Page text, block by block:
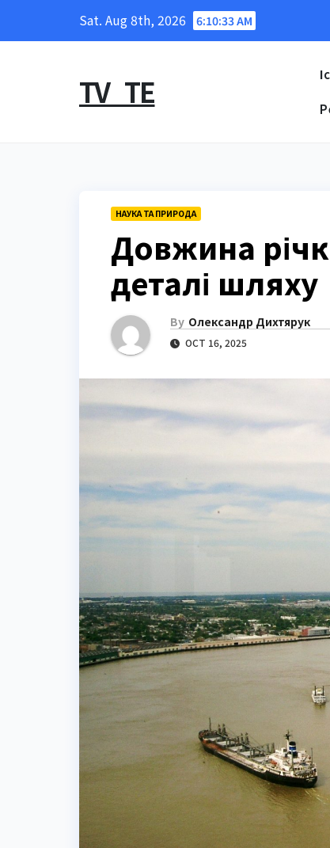
Sat. Aug 8th, 2026 6:10:34 AM
TV_TE
НАУКА ТА ПРИРОДА
Довжина
деталі шляху
By Олександр Дихтярук
OCT 16, 2025